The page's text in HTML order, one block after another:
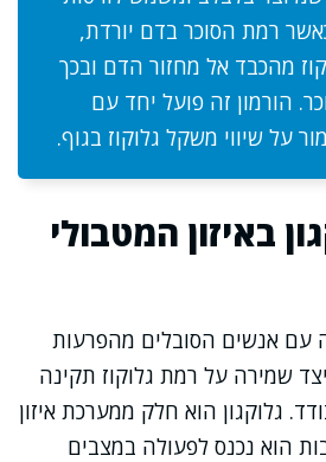
רמת הסוכר בדם יורדת,
מהכבד אל מחזור הדם ובכך
הורמון זה פועל יחד עם
על שיווי משקל גלוקוז בגוף.
באיזון המטבולי
עם אנשים הסובלים מהפרעות
שמירה על רמת גלוקוז תקינה
גלוקגון הוא חלק ממערכת איזון
הוא נכנס לפעולה במצבים